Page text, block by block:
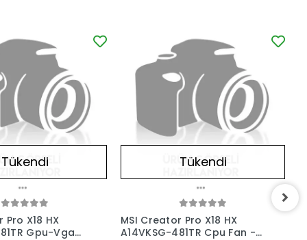
Tükendi
X18 HX
Gpu-Vga
Tükendi
MSI Creator Pro X18 HX
A14VKSG-481TR Cpu Fan -